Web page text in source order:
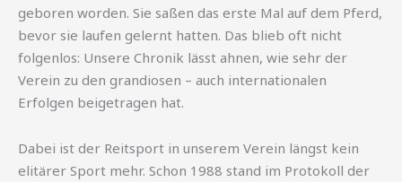
geboren worden. Sie saßen das erste Mal auf dem Pferd,
bevor sie laufen gelernt hatten. Das blieb oft nicht
folgenlos: Unsere Chronik lässt ahnen, wie sehr der
Verein zu den grandiosen – auch internationalen
Erfolgen beigetragen hat.
Dabei ist der Reitsport in unserem Verein längst kein
elitärer Sport mehr. Schon 1988 stand im Protokoll der